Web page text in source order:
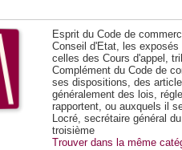
Esprit du Code de
Conseil d'Etat, les
celles des Cours d'appel,
Complément du Code de
ses dispositions, des
généralement des lois,
rapportent, ou auxquels il
Locré, secrétaire général
troisième
Trouver dans la même